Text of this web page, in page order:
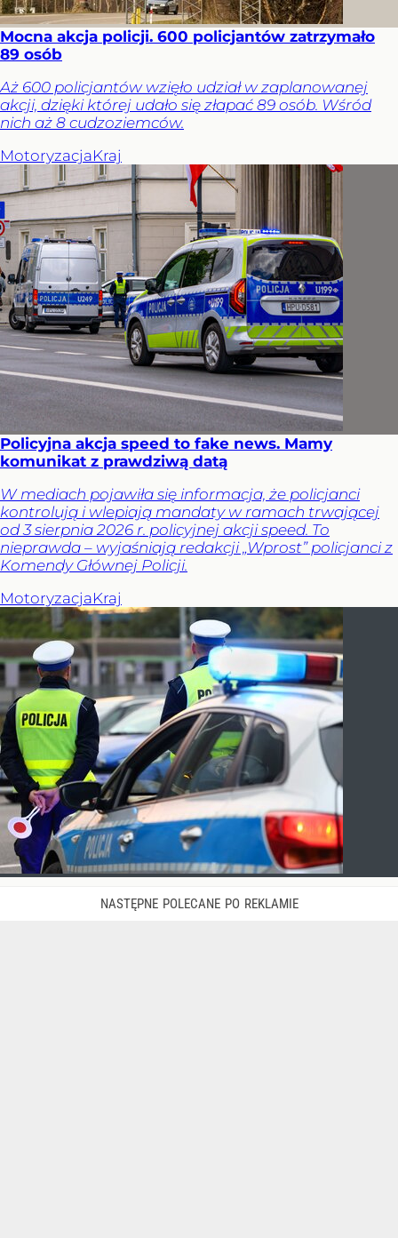
Mocna akcja policji. 600 policjantów zatrzymało
89 osób
Aż 600 policjantów wzięło udział w zaplanowanej
akcji, dzięki której udało się złapać 89 osób. Wśród
nich aż 8 cudzoziemców.
MotoryzacjaKraj
Policyjna akcja speed to fake news. Mamy
komunikat z prawdziwą datą
W mediach pojawiła się informacja, że policjanci
kontrolują i wlepiają mandaty w ramach trwającej
od 3 sierpnia 2026 r. policyjnej akcji speed. To
nieprawda – wyjaśniają redakcji „Wprost” policjanci z
Komendy Głównej Policji.
MotoryzacjaKraj